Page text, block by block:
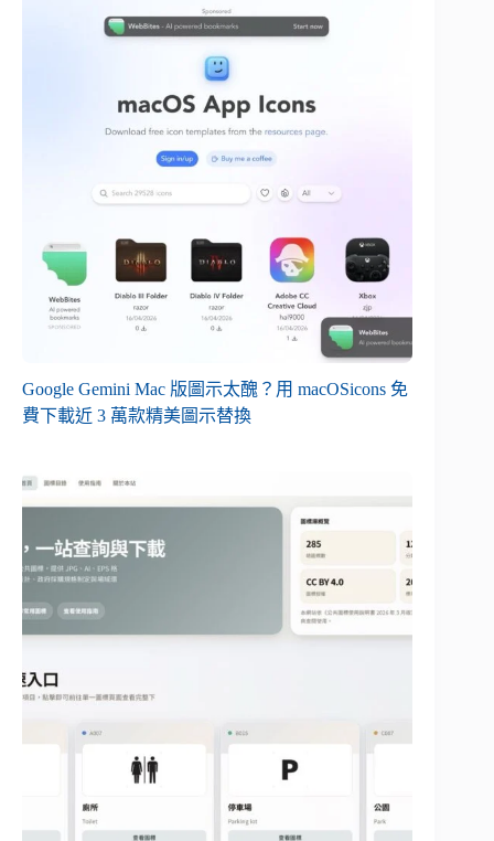
Google Gemini Mac 版圖示太醜？用 macOSicons 免
費下載近 3 萬款精美圖示替換